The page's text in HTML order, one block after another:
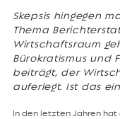
Skepsis hingegen
Thema
Wirtschaftsraum
Bürokratismus und
beiträgt, der
auferlegt. Ist das
In den letzten Jahren hat